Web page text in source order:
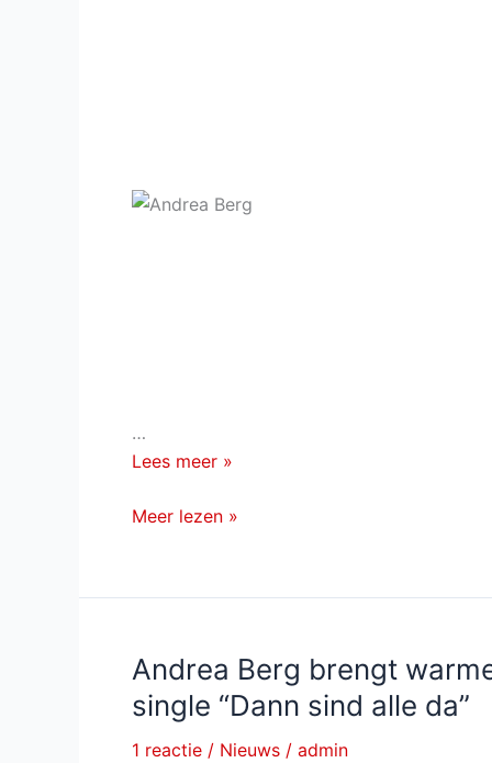
…
Alles
Andrea
Lees meer »
Alles
Berg
Meer lezen »
Andrea Berg brengt
single “Dann sind alle da”
1 reactie / Nieuws / admin